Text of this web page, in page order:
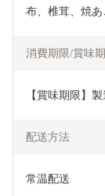
布、椎茸、焼あ
消費期限/賞味
【賞味期限】
配送方法
常温配送